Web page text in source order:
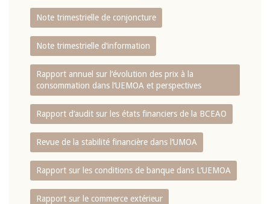
Note trimestrielle de conjoncture
Note trimestrielle d‘information
Rapport annuel sur l‘évolution des prix à la
consommation dans l‘UEMOA et perspectives
Rapport d‘audit sur les états financiers de la BCEAO
Revue de la stabilité financière dans l‘UMOA
Rapport sur les conditions de banque dans L‘UEMOA
Rapport sur le commerce extérieur